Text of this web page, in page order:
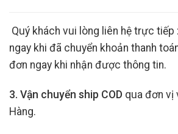
Quý khách vui lòng liên hệ trực tiếp :
ngay khi đã chuyển khoản thanh
đơn ngay khi nhận được thông tin.
3. Vận chuyển ship COD qua đơn vị
Hàng.